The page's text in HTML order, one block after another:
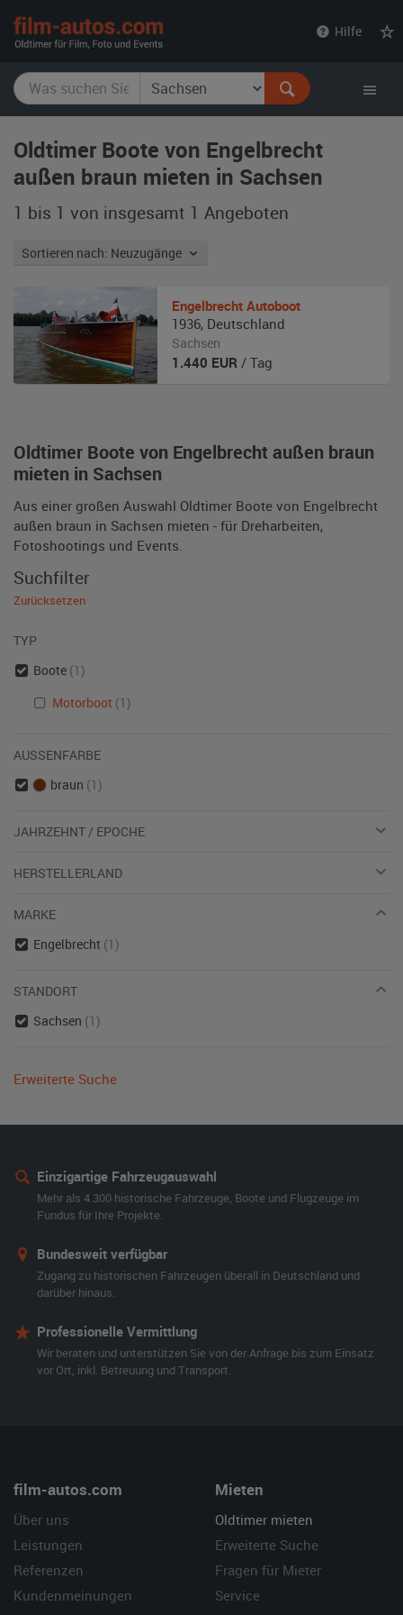
Hilfe
Oldtimer Boote von Engelbrecht
außen braun mieten in Sachsen
1 bis 1 von insgesamt 1 Angeboten
Sortieren nach: Neuzugänge
Oldtimer Boote von Engelbrecht außen braun
mieten in Sachsen
Aus einer großen Auswahl Oldtimer Boote von Engelbrecht
außen braun in Sachsen mieten - für Dreharbeiten,
Fotoshootings und Events.
Engelbrecht Autoboot
1936, Deutschland
Sachsen
1.440 EUR / Tag
Suchfilter
Zurücksetzen
TYP
Boote (1)
Motorboot (1)
AUSSENFARBE
braun (1)
JAHRZEHNT / EPOCHE
HERSTELLERLAND
MARKE
Engelbrecht (1)
STANDORT
Sachsen (1)
Erweiterte Suche
Einzigartige Fahrzeugauswahl
Mehr als 4.300 historische Fahrzeuge, Boote und Flugzeuge im
Fundus für Ihre Projekte.
Bundesweit verfügbar
Zugang zu historischen Fahrzeugen überall in Deutschland und
darüber hinaus.
Professionelle Vermittlung
Wir beraten und unterstützen Sie von der Anfrage bis zum Einsatz
vor Ort, inkl. Betreuung und Transport.
film-autos.com
Über uns
Leistungen
Referenzen
Kundenmeinungen
Mieten
Oldtimer mieten
Erweiterte Suche
Fragen für Mieter
Service